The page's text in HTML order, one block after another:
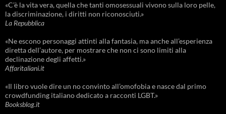
«C’è la vita vera, quella che tanti omosessuali vivono sulla loro pelle,
la discriminazione, i diritti non riconosciuti.»
La Repubblica
«Ne escono personaggi attinti alla fantasia, ma anche all’esperienza
diretta dell’autore, per mostrare che non ci sono limiti alla
declinazione degli affetti.»
Affaritaliani.it
«Il libro vuole dire un no convinto all’omofobia e nasce dal primo
crowdfunding italiano dedicato a racconti LGBT.»
Booksblog.it